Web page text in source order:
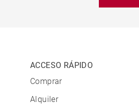
ACCESO RÁPIDO
Comprar
Alquiler